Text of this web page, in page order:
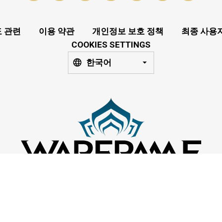
관련 이용 약관 개인정보 보호 정책
최종 사용
COOKIES SETTINGS
한국어